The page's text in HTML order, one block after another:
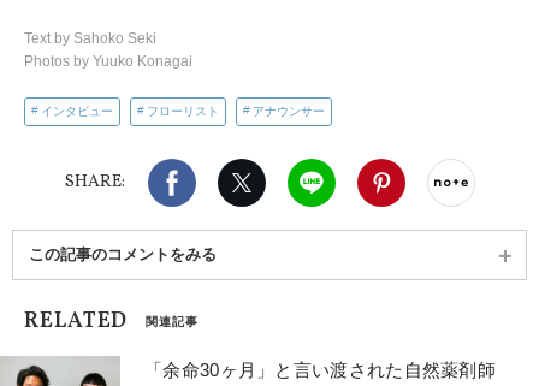
Text by Sahoko Seki
Photos by Yuuko Konagai
インタビュー フローリスト アナウンサー
SHARE:
Facebook X（旧twitter）
LINE Pinterest
この記事のコメントをみる
RELATED 関連記事
「余命30ヶ月」と言い渡された自然薬剤師